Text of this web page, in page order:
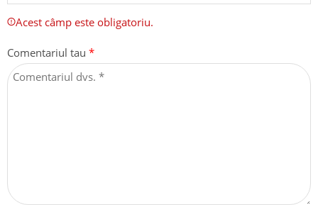
Acest câmp este obligatoriu.
Comentariul tau *